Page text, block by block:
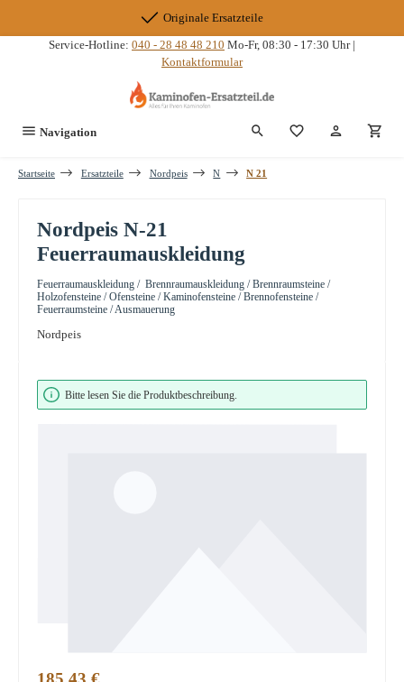
Originale Ersatzteile
Service-Hotline: 040 - 28 48 48 210 Mo-Fr, 08:30 - 17:30 Uhr |
Kontaktformular
Navigation Du hast 0
Startseite Ersatzteile Nordpeis N N 21
Nordpeis N-21
Feuerraumauskleidung
Feuerraumauskleidung / Brennraumauskleidung / Brennraumsteine /
Holzofensteine / Ofensteine / Kaminofensteine / Brennofensteine /
Feuerraumsteine / Ausmauerung
Nordpeis
Bildergalerie überspringen
Bitte lesen Sie die Produktbeschreibung.
Regulärer Preis: